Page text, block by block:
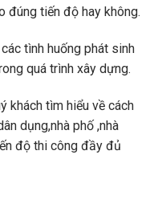
đúng tiến độ hay không.
tình huống phát sinh
quá trình xây dựng.
khách tìm hiểu về cách
dụng,nhà phố ,nhà
độ thi công đầy đủ